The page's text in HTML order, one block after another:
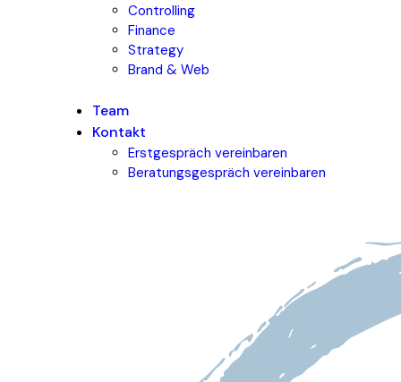
Controlling
Finance
Strategy
Brand & Web
Team
Kontakt
Erstgespräch vereinbaren
Beratungsgespräch vereinbaren